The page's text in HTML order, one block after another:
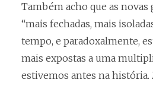
Também acho que as novas
“mais fechadas, mais
tempo, e paradoxalmente,
mais expostas a uma
estivemos antes na